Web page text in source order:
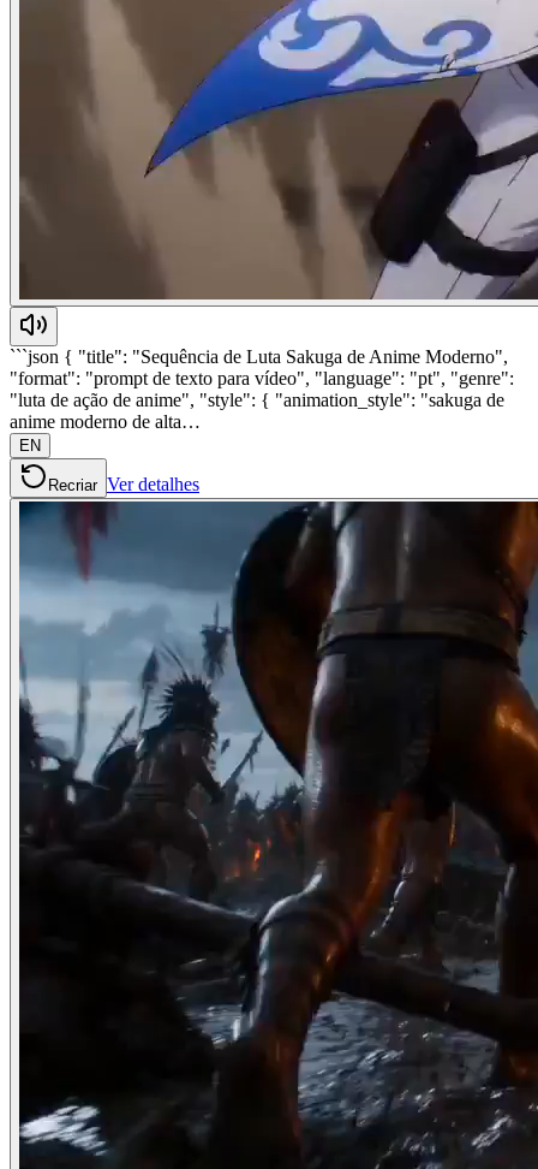
```json { "title": "Sequência de Luta Sakuga de Anime Moderno",
"format": "prompt de texto para vídeo", "language": "pt", "genre":
"luta de ação de anime", "style": { "animation_style": "sakuga de
anime moderno de alta…
EN
Recriar Ver detalhes